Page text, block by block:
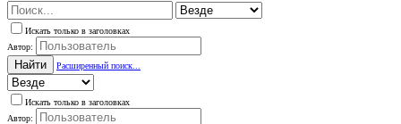
Искать только в заголовках
Автор:
Найти Расширенный поиск...
Искать только в заголовках
Автор: